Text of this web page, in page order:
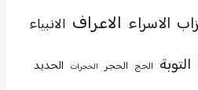
الاسراء الاعراف الانبياء
التوبة الحج الحجر الحجرات الحديد